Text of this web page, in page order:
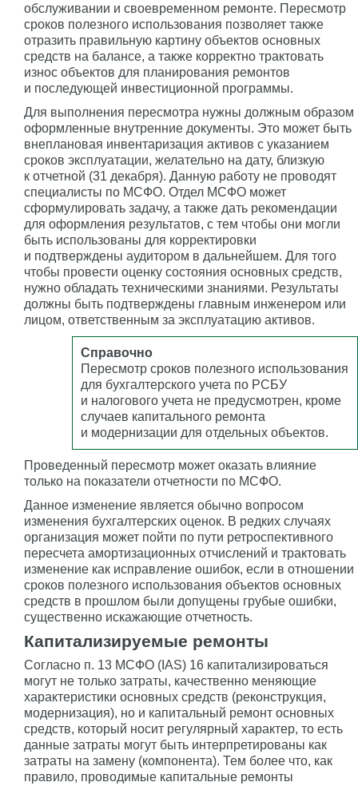
обслуживании и своевременном ремонте. Пересмотр
сроков полезного использования позволяет также
отразить правильную картину объектов основных
средств на балансе, а также корректно трактовать
износ объектов для планирования ремонтов
и последующей инвестиционной программы.
Для выполнения пересмотра нужны должным образом
оформленные внутренние документы. Это может быть
внеплановая инвентаризация активов с указанием
сроков эксплуатации, желательно на дату, близкую
к отчетной (31 декабря). Данную работу не проводят
специалисты по МСФО. Отдел МСФО может
сформулировать задачу, а также дать рекомендации
для оформления результатов, с тем чтобы они могли
быть использованы для корректировки
и подтверждены аудитором в дальнейшем. Для того
чтобы провести оценку состояния основных средств,
нужно обладать техническими знаниями. Результаты
должны быть подтверждены главным инженером или
лицом, ответственным за эксплуатацию активов.
Справочно
Пересмотр сроков полезного использования
для бухгалтерского учета по РСБУ
и налогового учета не предусмотрен, кроме
случаев капитального ремонта
и модернизации для отдельных объектов.
Проведенный пересмотр может оказать влияние
только на показатели отчетности по МСФО.
Данное изменение является обычно вопросом
изменения бухгалтерских оценок. В редких случаях
организация может пойти по пути ретроспективного
пересчета амортизационных отчислений и трактовать
изменение как исправление ошибок, если в отношении
сроков полезного использования объектов основных
средств в прошлом были допущены грубые ошибки,
существенно искажающие отчетность.
Капитализируемые ремонты
Согласно п. 13 МСФО (IAS) 16 капитализироваться
могут не только затраты, качественно меняющие
характеристики основных средств (реконструкция,
модернизация), но и капитальный ремонт основных
средств, который носит регулярный характер, то есть
данные затраты могут быть интерпретированы как
затраты на замену (компонента). Тем более что, как
правило, проводимые капитальные ремонты